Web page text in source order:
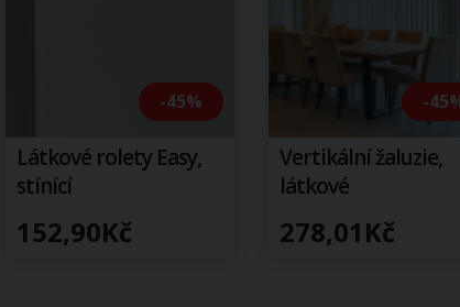
-45%
Látkové rolety Easy,
stínící
152,90Kč
-
Vertikální žaluzie,
látkové
278,01Kč